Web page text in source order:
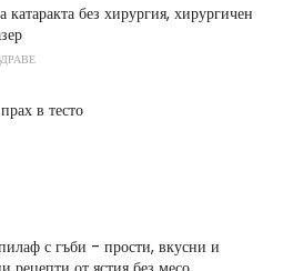
катаракта без хирургия, хирургичен
в тесто
с гъби - прости, вкусни и